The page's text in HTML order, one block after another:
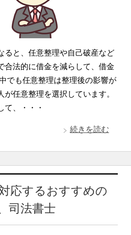
ると、任意整理や自己破産など
合法的に借金を減らして、借金
でも任意整理は整理後の影響が
が任意整理を選択しています。
て、・・・
続きを読む
応するおすすめの
司法書士